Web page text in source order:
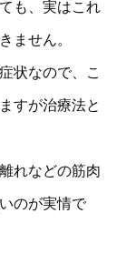
も、実はこれ
ません。
状なので、こ
すが治療法と
れなどの筋肉
のが実情で